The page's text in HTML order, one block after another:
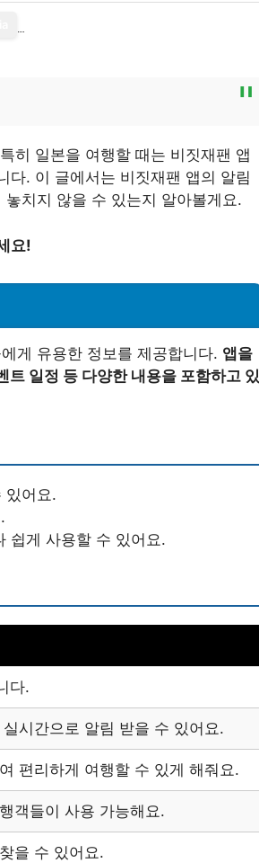
히 일본을 여행할 때는 비짓재팬 앱
다. 이 글에서는 비짓재팬 앱의 알림
치지 않을 수 있는지 알아볼게요.
요!
게 유용한 정보를 제공합니다. 앱을
일정 등 다양한 내용을 포함하고 있
있어요.
쉽게 사용할 수 있어요.
다.
시간으로 알림 받을 수 있어요.
편리하게 여행할 수 있게 해줘요.
객들이 사용 가능해요.
을 수 있어요.